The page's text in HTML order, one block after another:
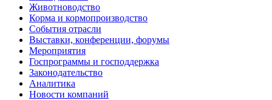
Животноводство
Корма и кормопроизводство
События отрасли
Выставки, конференции, форумы
Мероприятия
Госпрограммы и господдержка
Законодательство
Аналитика
Новости компаний